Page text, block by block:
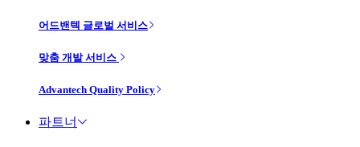
어드밴텍 글로벌 서비스
맞춤 개발 서비스
Advantech Quality Policy
파트너